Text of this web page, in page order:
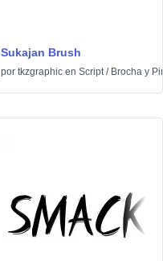
Sukajan Brush
por tkzgraphic en Script/ Brocha y